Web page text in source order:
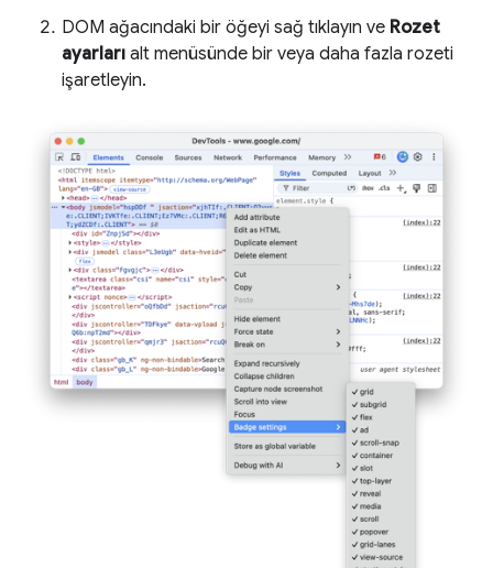
DOM ağacındaki bir öğeyi sağ tıklayın ve Rozet
ayarları alt menüsünde bir veya daha fazla rozeti
işaretleyin.